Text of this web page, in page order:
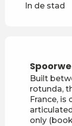
In de stad
Built
rotunda,
France, is
only